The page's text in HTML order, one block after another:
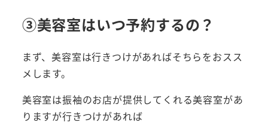
③美容室はいつ予約するの？
まず、美容室は行きつけがあればそちらをおスス
メします。
美容室は振袖のお店が提供してくれる美容室があ
りますが行きつけがあれば